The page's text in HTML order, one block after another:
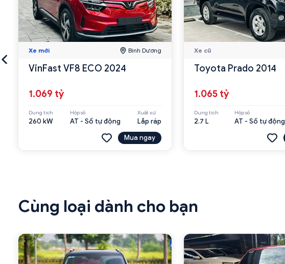
Xe mới Bình Dương
VinFast VF8 ECO 2024
1.069 tỷ
Dung tích
260 kW
Hộp số
AT - Số tự động
Xuất xứ
Lắp ráp
Mua ngay
Xe cũ
Toyota Prado 2014
1.065 tỷ
Dung tích
2.7 L
Hộp số
AT - Số tự động
Cùng loại dành cho bạn